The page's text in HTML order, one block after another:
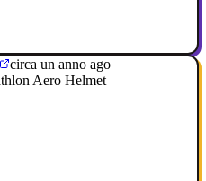
circa un anno ago